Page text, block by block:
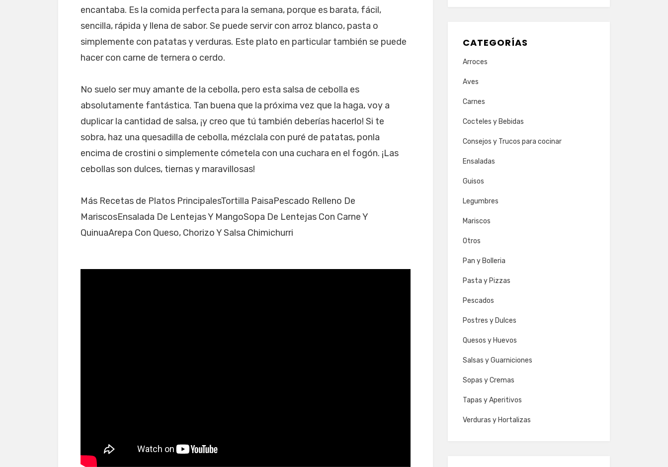
encantaba. Es la comida perfecta para la semana, porque es barata, fácil,
sencilla, rápida y llena de sabor. Se puede servir con arroz blanco, pasta o
simplemente con patatas y verduras. Este plato en particular también se puede
hacer con carne de ternera o cerdo.
No suelo ser muy amante de la cebolla, pero esta salsa de cebolla es
absolutamente fantástica. Tan buena que la próxima vez que la haga, voy a
duplicar la cantidad de salsa, ¡y creo que tú también deberías hacerlo! Si te
sobra, haz una quesadilla de cebolla, mézclala con puré de patatas, ponla
encima de crostini o simplemente cómetela con una cuchara en el fogón. ¡Las
cebollas son dulces, tiernas y maravillosas!
Más Recetas de Platos PrincipalesTortilla PaisaPescado Relleno De
MariscosEnsalada De Lentejas Y MangoSopa De Lentejas Con Carne Y
QuinuaArepa Con Queso, Chorizo Y Salsa Chimichurri
CATEGORÍAS
Arroces
Aves
Carnes
Cocteles y Bebidas
Consejos y Trucos para cocinar
Ensaladas
Guisos
Legumbres
Mariscos
Otros
Pan y Bolleria
Pasta y Pizzas
Pescados
Postres y Dulces
Quesos y Huevos
Salsas y Guarniciones
Sopas y Cremas
Tapas y Aperitivos
Verduras y Hortalizas